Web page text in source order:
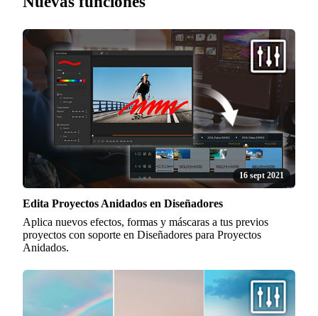
16 sept 2021
Edita Proyectos Anidados en Diseñadores
Aplica nuevos efectos, formas y máscaras a tus previos
proyectos con soporte en Diseñadores para Proyectos
Anidados.